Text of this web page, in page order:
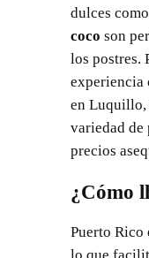
dulces
coco son
los postres.
experiencia
en Luquillo,
variedad de
precios
¿Cómo
Puerto Rico